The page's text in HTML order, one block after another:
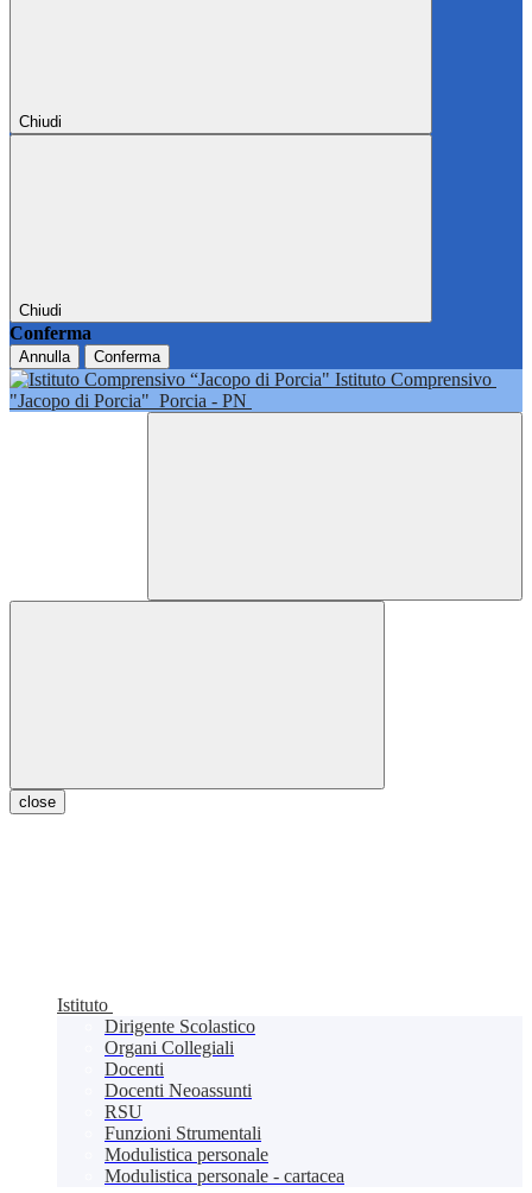
Chiudi
Chiudi
Conferma
Annulla Conferma
Istituto Comprensivo
"Jacopo di Porcia" Porcia - PN
close
Istituto
Dirigente Scolastico
Organi Collegiali
Docenti
Docenti Neoassunti
RSU
Funzioni Strumentali
Modulistica personale
Modulistica personale - cartacea